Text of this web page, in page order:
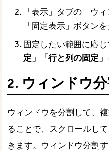
「表示」タブの「ウ
「固定表示」ボタン
固定したい範囲に応じ
定」「行と列の固定」
2. ウィンドウ分
ウィンドウを分割して、
ることで、スクロールし
きます。ウィンドウ分割す